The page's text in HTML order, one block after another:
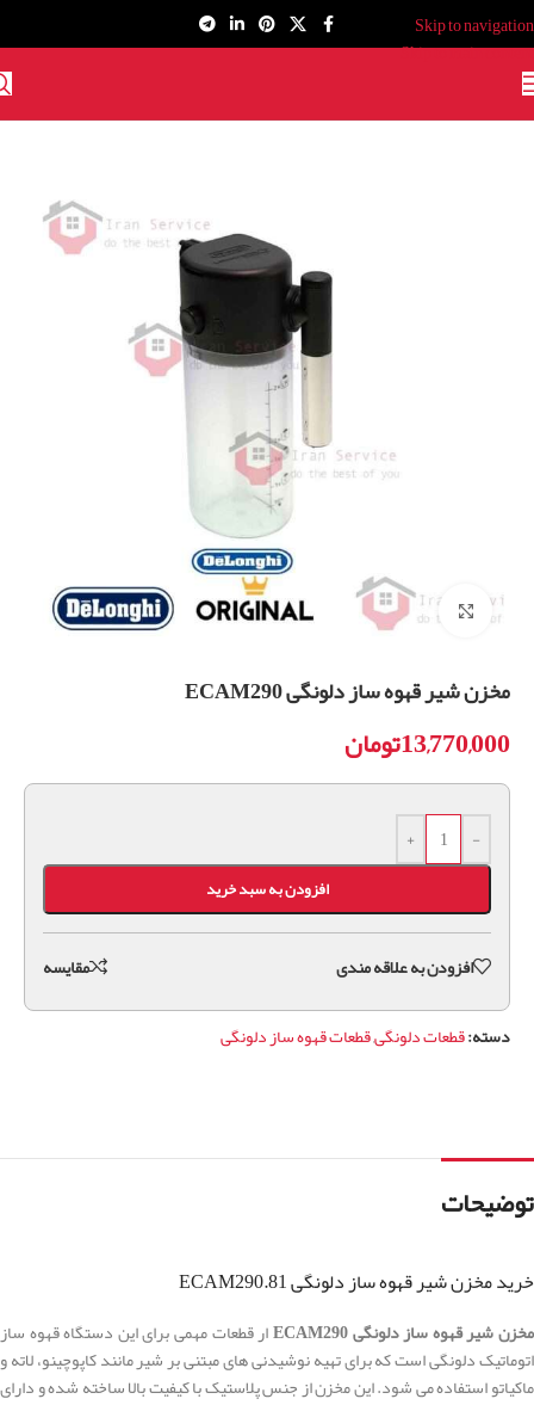
Skip to navigation
Skip to main content
برای بزرگنمایی کلیک کنید
مخزن شیر قهوه ساز دلونگی ECAM290
13,770,000تومان
-
+
افزودن به سبد خرید
افزودن به علاقه مندی مقايسه
دسته:قطعات دلونگی,قطعات قهوه ساز دلونگی
توضیحات
خرید مخزن شیر قهوه ساز دلونگی ECAM290.81
مخزن شیر قهوه ساز دلونگی ECAM290
ار قطعات مهمی برای این دستگاه قهوه ساز
اتوماتیک دلونگی است که برای تهیه نوشیدنی های مبتنی بر شیر مانند کاپوچینو، لاته و
ماکیاتو استفاده می شود. این مخزن از جنس پلاستیک با کیفیت بالا ساخته شده و دارای